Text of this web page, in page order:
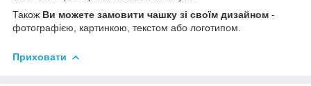
Також Ви можете замовити чашку зі своїм дизайном -
фотографією, картинкою, текстом або логотипом.
Приховати